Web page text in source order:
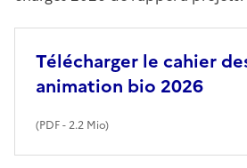
Télécharger le cahier
animation bio 2026
(PDF- 2.2 Mio)